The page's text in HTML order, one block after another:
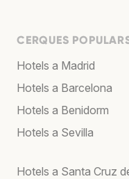
CERQUES
Hotels a Madrid
Hotels a Barcelona
Hotels a Benidorm
Hotels a Sevilla
Hotels a Santa Cruz